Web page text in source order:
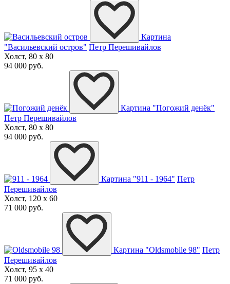
Картина
"Васильевский остров" Петр Перешивайлов
Холст, 80 x 80
94 000 руб.
Картина "Погожий денёк"
Петр Перешивайлов
Холст, 80 x 80
94 000 руб.
Картина "911 - 1964" Петр
Перешивайлов
Холст, 120 x 60
71 000 руб.
Картина "Oldsmobile 98" Петр
Перешивайлов
Холст, 95 x 40
71 000 руб.